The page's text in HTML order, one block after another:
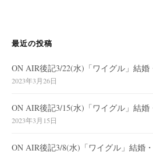
最近の投稿
ON AIR後記3/22(水)「ワイグル」結
2023年3月26日
ON AIR後記3/15(水)「ワイグル」結
2023年3月15日
ON AIR後記3/8(水)「ワイグル」結婚